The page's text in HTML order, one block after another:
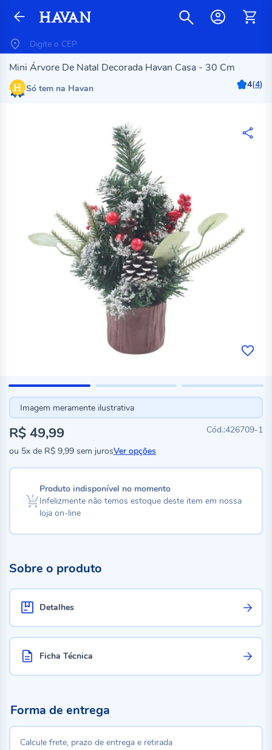
Mini Árvore De Natal Decorada Havan Casa - 30 Cm
Só tem na Havan 4(4)
Imagem meramente ilustrativa
426709-1
R$ 49,99
ou 5x de R$ 9,99 sem jurosVer opções
Produto indisponível no momento
Infelizmente não temos estoque deste item em nossa
loja on-line
Sobre o produto
Detalhes
Ficha Técnica
Forma de entrega
Calcule frete, prazo de entrega e retirada